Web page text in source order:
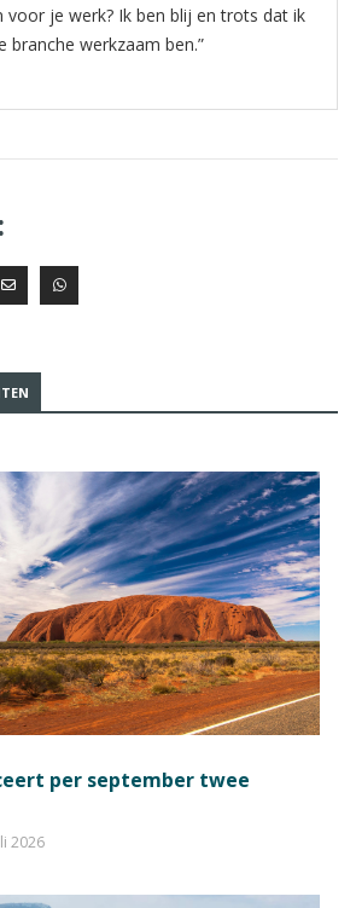
voor je werk? Ik ben blij en trots dat ik
branche werkzaam ben.”
per september twee
2026